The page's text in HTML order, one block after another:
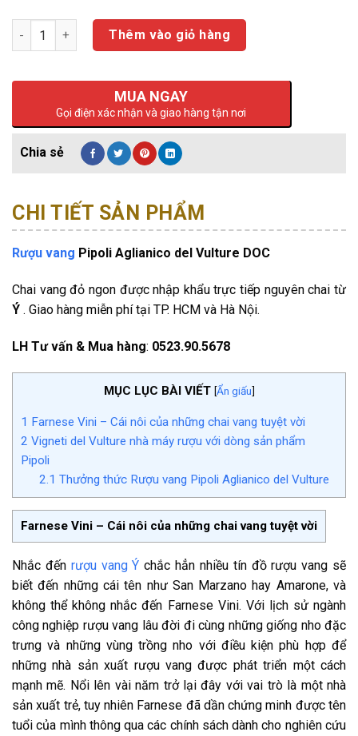
Số lượng Thêm vào giỏ hàng
MUA NGAY
Gọi điện xác nhận và giao hàng tận nơi
CHI TIẾT SẢN PHẨM
Rượu vang Pipoli Aglianico del Vulture DOC
Chai vang đỏ ngon được nhập khẩu trực tiếp nguyên chai từ
Ý . Giao hàng miễn phí tại TP. HCM và Hà Nội.
LH Tư vấn & Mua hàng: 0523.90.5678
MỤC LỤC BÀI VIẾT [Ẩn giấu]
1 Farnese Vini – Cái nôi của những chai vang tuyệt vời
2 Vigneti del Vulture nhà máy rượu với dòng sản phẩm
Pipoli
2.1 Thưởng thức Rượu vang Pipoli Aglianico del Vulture
Farnese Vini – Cái nôi của những chai vang tuyệt vời
Nhắc đến rượu vang Ý chắc hẳn nhiều tín đồ rượu vang sẽ
biết đến những cái tên như San Marzano hay Amarone, và
không thể không nhắc đến Farnese Vini. Với lịch sử ngành
công nghiệp rượu vang lâu đời đi cùng những giống nho đặc
trưng và những vùng trồng nho với điều kiện phù hợp để
những nhà sản xuất rượu vang được phát triển một cách
mạnh mẽ. Nổi lên vài năm trở lại đây với vai trò là một nhà
sản xuất trẻ, tuy nhiên Farnese đã dần chứng minh được tên
tuổi của mình thông qua các chính sách dành cho nghiên cứu